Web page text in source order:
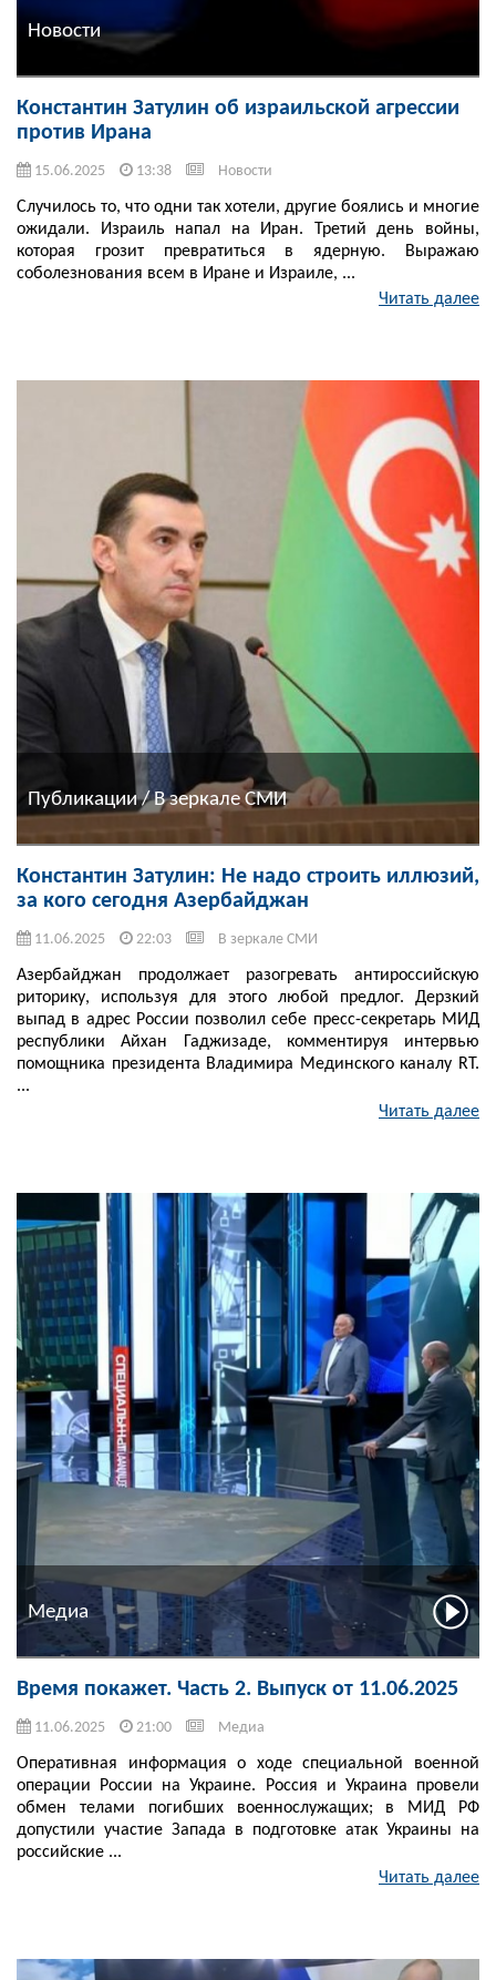
Новости
Константин Затулин об израильской агрессии
против Ирана
15.06.2025 13:38 Новости
Случилось то, что одни так хотели, другие боялись и многие
ожидали. Израиль напал на Иран. Третий день войны,
которая грозит превратиться в ядерную. Выражаю
соболезнования всем в Иране и Израиле, ...
Читать далее
Публикации / В зеркале СМИ
Константин Затулин: Не надо строить иллюзий,
за кого сегодня Азербайджан
11.06.2025 22:03 В зеркале СМИ
Азербайджан продолжает разогревать антироссийскую
риторику, используя для этого любой предлог. Дерзкий
выпад в адрес России позволил себе пресс-секретарь МИД
республики Айхан Гаджизаде, комментируя интервью
помощника президента Владимира Мединского каналу RT.
...
Читать далее
Медиа
Время покажет. Часть 2. Выпуск от 11.06.2025
11.06.2025 21:00 Медиа
Оперативная информация о ходе специальной военной
операции России на Украине. Россия и Украина провели
обмен телами погибших военнослужащих; в МИД РФ
допустили участие Запада в подготовке атак Украины на
российские ...
Читать далее